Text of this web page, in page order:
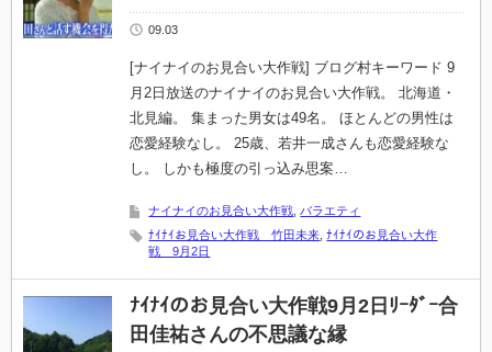
09.03
[ナイナイのお見合い大作戦] ブログ村キーワード 9
月2日放送のナイナイのお見合い大作戦。 北海道・
北見編。 集まった男女は49名。 ほとんどの男性は
恋愛経験なし。 25歳、若井一成さんも恋愛経験な
し。 しかも極度の引っ込み思案…
ナイナイのお見合い大作戦 バラエティ
ﾅｲﾅｲお見合い大作戦 竹田未来 ,ﾅｲﾅｲのお見合い大作
戦 9月2日
ﾅｲﾅｲのお見合い大作戦9月2日ﾘｰﾀﾞｰ合
田佳祐さんの不思議な縁